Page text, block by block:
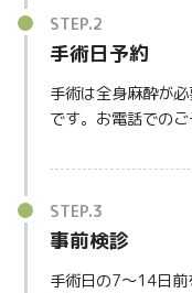
手術日予約
手術は全身麻酔が
です。お電話でのご
事前検診
手術日の7～14日前